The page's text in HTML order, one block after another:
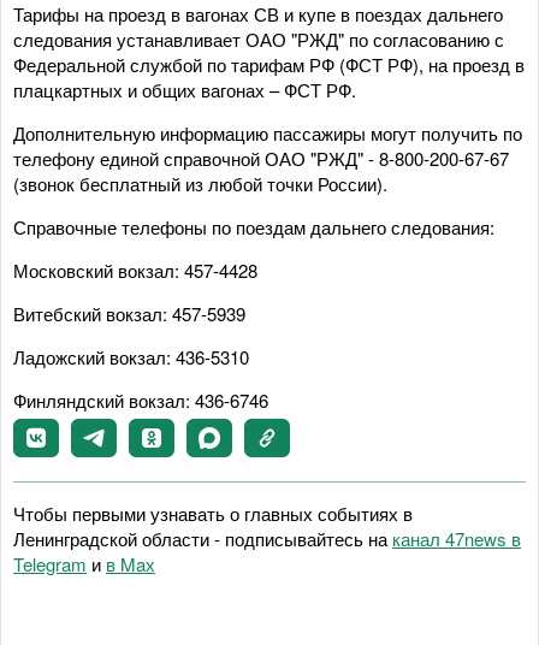
Тарифы на проезд в вагонах СВ и купе в поездах дальнего
следования устанавливает ОАО "РЖД" по согласованию с
Федеральной службой по тарифам РФ (ФСТ РФ), на проезд в
плацкартных и общих вагонах – ФСТ РФ.
Дополнительную информацию пассажиры могут получить по
телефону единой справочной ОАО "РЖД" - 8-800-200-67-67
(звонок бесплатный из любой точки России).
Справочные телефоны по поездам дальнего следования:
Московский вокзал: 457-4428
Витебский вокзал: 457-5939
Ладожский вокзал: 436-5310
Финляндский вокзал: 436-6746
Чтобы первыми узнавать о главных событиях в
Ленинградской области - подписывайтесь на канал 47news в
Telegram и в Maх